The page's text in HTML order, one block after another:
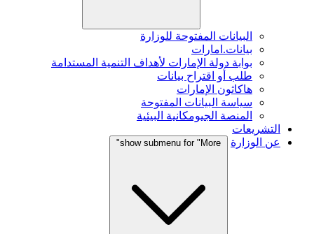
البيانات المفتوحة للوزارة
بيانات.امارات
بوابة دولة الإمارات لأهداف التنمية المستدامة
طلب أو اقتراح بيانات
هاكاثون الإمارات
سياسة البيانات المفتوحة
المنصة الجيومكانية البيئية
التشريعات
عن الوزارة
show submenu for "More"